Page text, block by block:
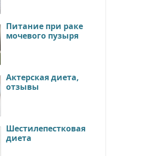
Питание при раке
мочевого пузыря
Актерская диета,
отзывы
Шестилепестковая
диета